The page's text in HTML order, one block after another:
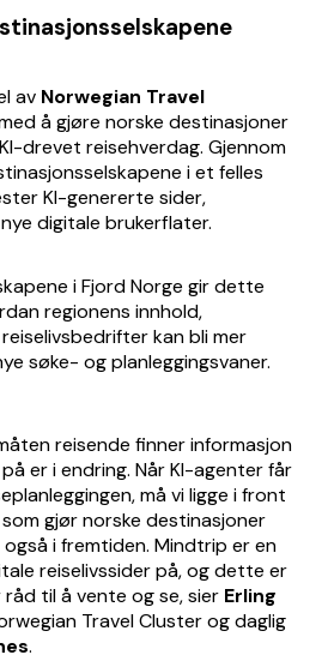
av Norwegian Travel
å gjøre norske destinasjoner
drevet reisehverdag. Gjennom
i et felles
KI-genererte sider,
digitale brukerflater.
i Fjord Norge gir dette
regionens innhold,
kan bli mer
søke- og planleggingsvaner.
reisende finner informasjon
er i endring. Når KI-agenter får
må vi ligge i front
gjør norske destinasjoner
i fremtiden. Mindtrip er en
reiselivssider på, og dette er
til å vente og se, sier Erling
Travel Cluster og daglig
.